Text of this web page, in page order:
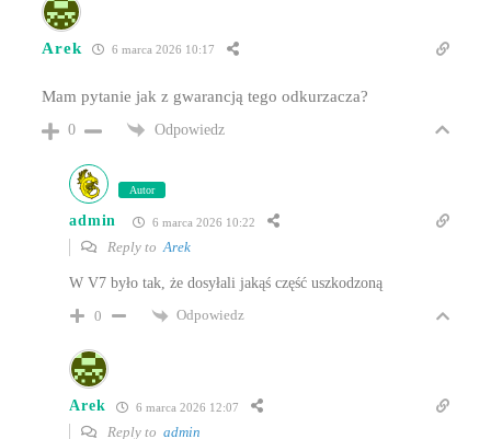
Arek 6 marca 2026 10:17
Mam pytanie jak z gwarancją tego odkurzacza?
0 Odpowiedz
Autor
admin 6 marca 2026 10:22
Reply toArek
W V7 było tak, że dosyłali jakąś część uszkodzoną
0
Odpowiedz
Arek 6 marca 2026 12:07
Reply toadmin